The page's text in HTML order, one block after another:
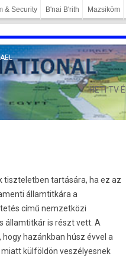
& Security B'nai B'rith Mazsiköm
HETI TV
tiszteletben tartására, ha ez az
államtitkára a
című nemzetközi
államtitkár is részt vett. A
hazánkban húsz évvel a
külföldön veszélyesnek